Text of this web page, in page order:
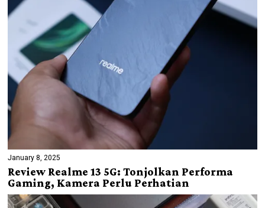
January 8, 2025
Review Realme 13 5G: Tonjolkan Performa
Gaming, Kamera Perlu Perhatian